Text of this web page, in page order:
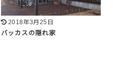
2018年3月25日
バッカスの隠れ家